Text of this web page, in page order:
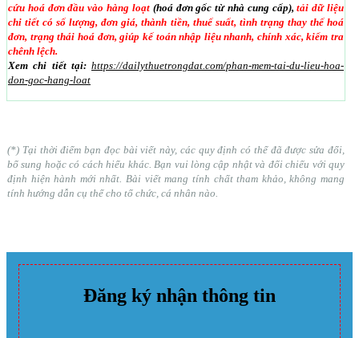
cứu hoá đơn đầu vào hàng loạt(hoá đơn gốc từ nhà cung cấp),tải dữ liệu
chi tiết có số lượng, đơn giá, thành tiền, thuế suất, tình trạng thay thế hoá
đơn, trạng thái hoá đơn, giúp kế toán nhập liệu nhanh, chính xác, kiểm tra
chênh lệch.
Xem chi tiết tại: https://dailythuetrongdat.com/phan-mem-tai-du-lieu-hoa-
don-goc-hang-loat
(*) Tại thời điểm bạn đọc bài viết này, các quy định có thể đã được sửa đổi,
bổ sung hoặc có cách hiểu khác. Bạn vui lòng cập nhật và đối chiếu với quy
định hiện hành mới nhất. Bài viết mang tính chất tham khảo, không mang
tính hướng dẫn cụ thể cho tổ chức, cá nhân nào.
Đăng ký nhận thông tin